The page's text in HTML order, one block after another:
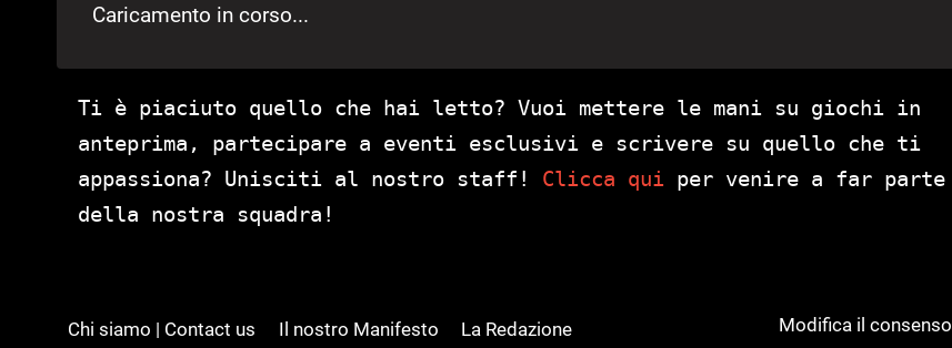
Caricamento in corso...
Ti è piaciuto quello che hai letto? Vuoi mettere le mani su giochi in
anteprima, partecipare a eventi esclusivi e scrivere su quello che ti
appassiona? Unisciti al nostro staff! Clicca qui per venire a far parte
della nostra squadra!
Chi siamo | Contact us Il nostro Manifesto La Redazione Modifica il consenso